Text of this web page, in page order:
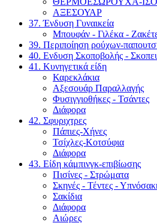
ΑΞΕΣΟΥΑΡ
37. Ένδυση Γυναικεία
Μπουφάν - Γιλέκα -
39. Περιποίηση ρούχων-
40. Ενδυση Σκοποβολής -
41. Κυνηγετικά είδη
Καρεκλάκια
Αξεσουάρ Παραλλαγής
Φυσιγγιοθήκες - Τσάντες
Διάφορα
42. Σφυριχτρες
Πάπιες-Χήνες
Τσίχλες-Κοτσύφια
Διάφορα
43. Είδη κάμπινγκ-επιβίωσης
Πισίνες - Στρώματα
Σκηνές - Τέντες -
Σακίδια
Διάφορα
Αιώρες